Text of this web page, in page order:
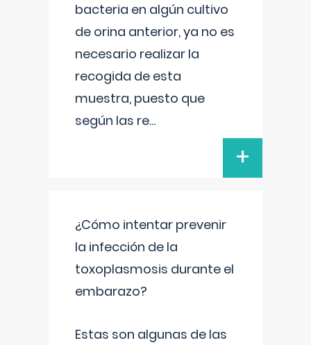
bacteria en algún cultivo
de orina anterior, ya no es
necesario realizar la
recogida de esta
muestra, puesto que
según las re...
+
¿Cómo intentar prevenir
la infección de la
toxoplasmosis durante el
embarazo?
Estas son algunas de las